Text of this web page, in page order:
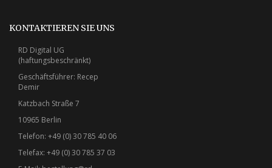
KONTAKTIEREN SIE UNS
RD Digital UG
(haftungsbeschränkt)
Geschäftsführer: Recep
Demir
Katzbach Straße 7
10965 Berlin
Telefon: +49 (0) 30 785 40 06
Telefax: +49 (0) 30 785 37 03